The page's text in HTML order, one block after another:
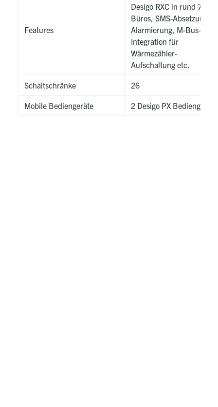
Features
Desigo RXC in rund 70
Büros, SMS-Absetzung,
Alarmierung, M-Bus-
Integration für
Wärmezähler-
Aufschaltung etc.
Schaltschränke 26
Mobile Bediengeräte 2 Desigo PX Bediengerät